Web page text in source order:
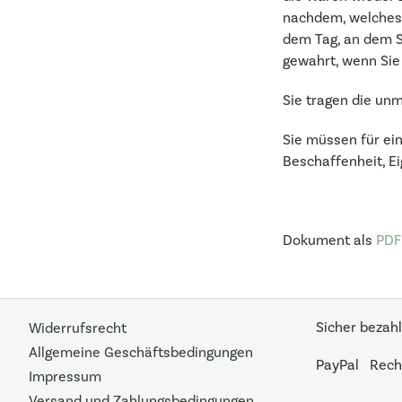
nachdem,
dem Tag, an dem
gewahrt, wenn
Sie tragen die
Sie müssen für
Beschaffenheit,
Dokument als
Widerrufsrecht
Allgemeine Geschäftsbedingungen
Impressum
Sicher
PayPal